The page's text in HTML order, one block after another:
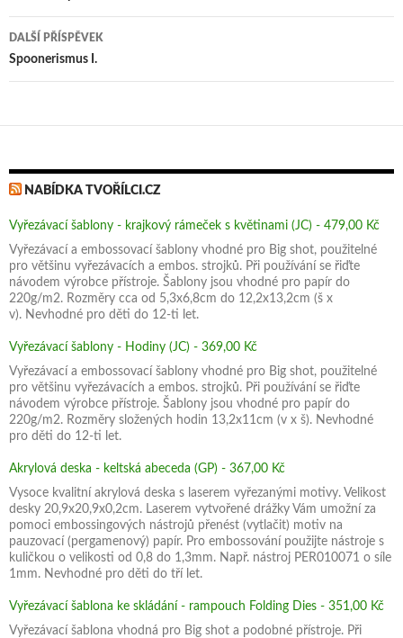
k
příspěvky
DALŠÍ PŘÍSPĚVEK
Spoonerismus I.
NABÍDKA TVOŘÍLCI.CZ
Vyřezávací šablony - krajkový rámeček s květinami (JC) - 479,00 Kč
Vyřezávací a embossovací šablony vhodné pro Big shot, použitelné
pro většinu vyřezávacích a embos. strojků. Při používání se řiďte
návodem výrobce přístroje. Šablony jsou vhodné pro papír do
220g/m2. Rozměry cca od 5,3x6,8cm do 12,2x13,2cm (š x
v). Nevhodné pro děti do 12-ti let.
Vyřezávací šablony - Hodiny (JC) - 369,00 Kč
Vyřezávací a embossovací šablony vhodné pro Big shot, použitelné
pro většinu vyřezávacích a embos. strojků. Při používání se řiďte
návodem výrobce přístroje. Šablony jsou vhodné pro papír do
220g/m2. Rozměry složených hodin 13,2x11cm (v x š). Nevhodné
pro děti do 12-ti let.
Akrylová deska - keltská abeceda (GP) - 367,00 Kč
Vysoce kvalitní akrylová deska s laserem vyřezanými motivy. Velikost
desky 20,9x20,9x0,2cm. Laserem vytvořené drážky Vám umožní za
pomoci embossingových nástrojů přenést (vytlačit) motiv na
pauzovací (pergamenový) papír. Pro embossování použijte nástroje s
kuličkou o velikosti od 0,8 do 1,3mm. Např. nástroj PER010071 o síle
1mm. Nevhodné pro děti do tří let.
Vyřezávací šablona ke skládání - rampouch Folding Dies - 351,00 Kč
Vyřezávací šablona vhodná pro Big shot a podobné přístroje. Při